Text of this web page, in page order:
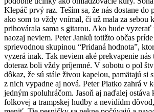
Klepáč prvý raz. Teším sa, že nás dostane do
ako som to vždy vnímal, či už mala za sebou
prihovárala sama s gitarou. Ako bude vyzerať
naozaj neviem. Peter Janků totižto občas
sprievodnou skupinou “Pridaná hodnota”,
vyzerá inak. Tak neviem aké prekvapenie nás
doteraz boli vždy príjemné. V sobotu o pol
dôkaz, že sú stále živou kapelou, pamätajú si
z nich vypadne aj nová. Peter Piatko zahrá v
jedným spoluhráčom. Jasoň aj naďalej ostáva
folkovej a trampskej hudby a nevidídm